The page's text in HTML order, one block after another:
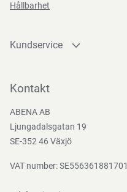
Hållbarhet
Kundservice
Bli kund
Nedladdningar
Kontakt
ABENA AB
Ljungadalsgatan 19
SE-352 46 Växjö
VAT number: SE556361881701